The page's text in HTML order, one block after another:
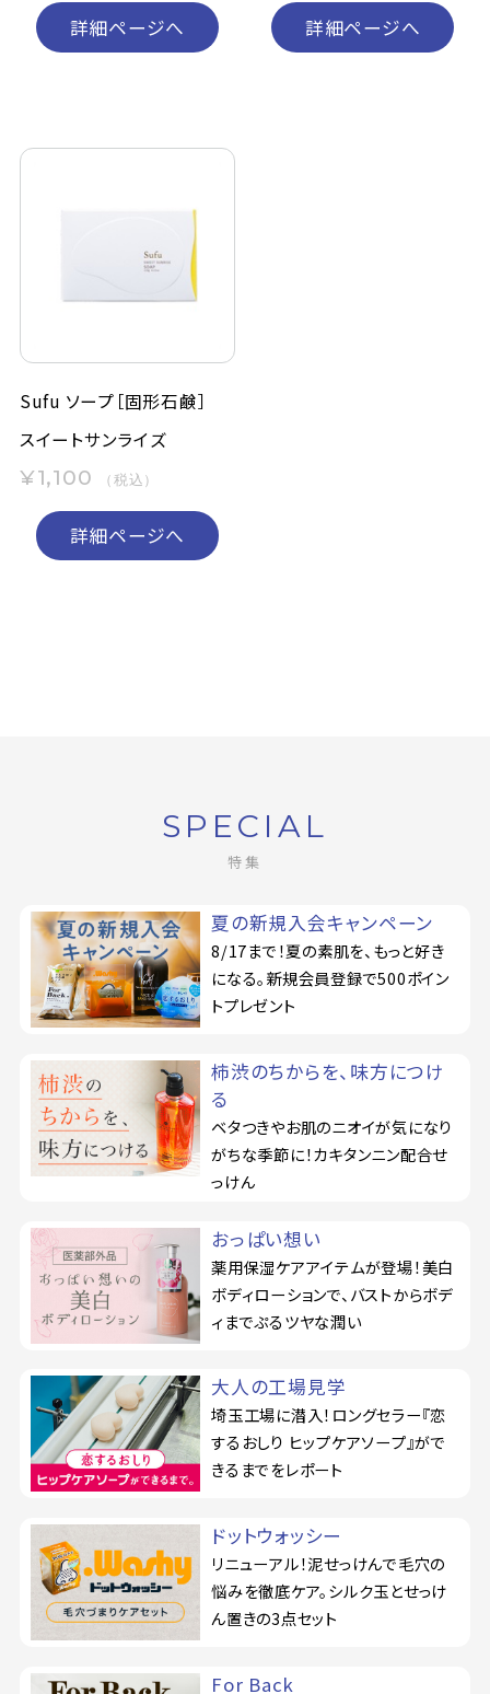
よくあるご質問
NEWS一覧
詳細ページへ 詳細ページへ
Sufu ソープ［固形石鹸］
スイートサンライズ
¥1,100 （税込）
詳細ページへ
SPECIAL
特集
夏の新規入会キャンペーン
8/17まで！夏の素肌を、もっと好き
になる。新規会員登録で500ポイン
トプレゼント
柿渋のちからを、味方につけ
る
ベタつきやお肌のニオイが気になり
がちな季節に！カキタンニン配合せ
っけん
おっぱい想い
薬用保湿ケアアイテムが登場！美白
ボディローションで、バストからボデ
ィまでぷるツヤな潤い
大人の工場見学
埼玉工場に潜入！ロングセラー『恋
するおしり ヒップケアソープ』がで
きるまでをレポート
ドットウォッシー
リニューアル！泥せっけんで毛穴の
悩みを徹底ケア。シルク玉とせっけ
ん置きの3点セット
For Back